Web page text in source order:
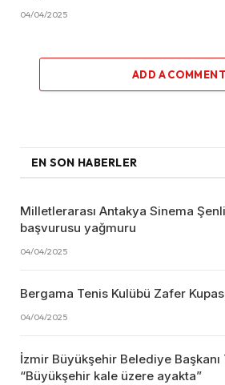
04/04/2025
ADD A COMMENT
EN SON HABERLER
Milletlerarası Antakya Sinema
başvurusu yağmuru
04/04/2025
Bergama Tenis Kulübü Zafer
04/04/2025
İzmir Büyükşehir Belediye Başkanı
“Büyükşehir kale üzere ayakta”